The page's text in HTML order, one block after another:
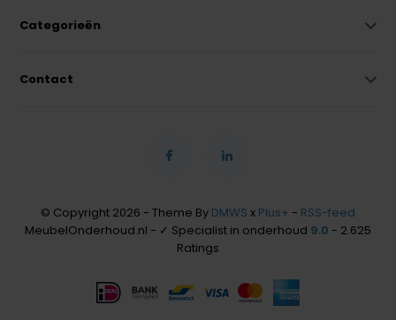
Categorieën
Contact
© Copyright 2026 - Theme By DMWS x Plus+ - RSS-feed
MeubelOnderhoud.nl - ✓ Specialist in onderhoud 9.0 - 2.625
Ratings